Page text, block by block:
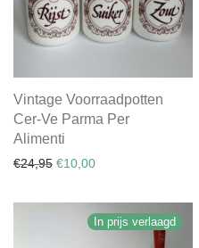
Vintage Voorraadpotten
Cer-Ve Parma Per
Alimenti
€24,95 Oorspronkelijke prijs was:
€10,00Huidige prijs is:
In prijs verlaagd